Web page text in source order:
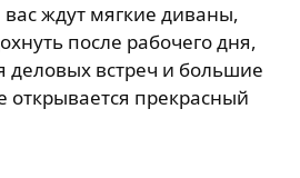
ждут мягкие диваны,
после рабочего дня,
деловых встреч и большие
открывается прекрасный